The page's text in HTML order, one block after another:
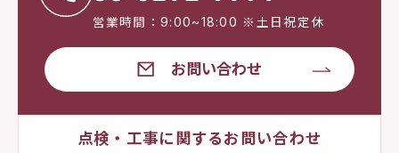
営業時間：9:00~18:00 ※土日祝定休
お問い合わせ
点検・工事に関するお問い合わせ